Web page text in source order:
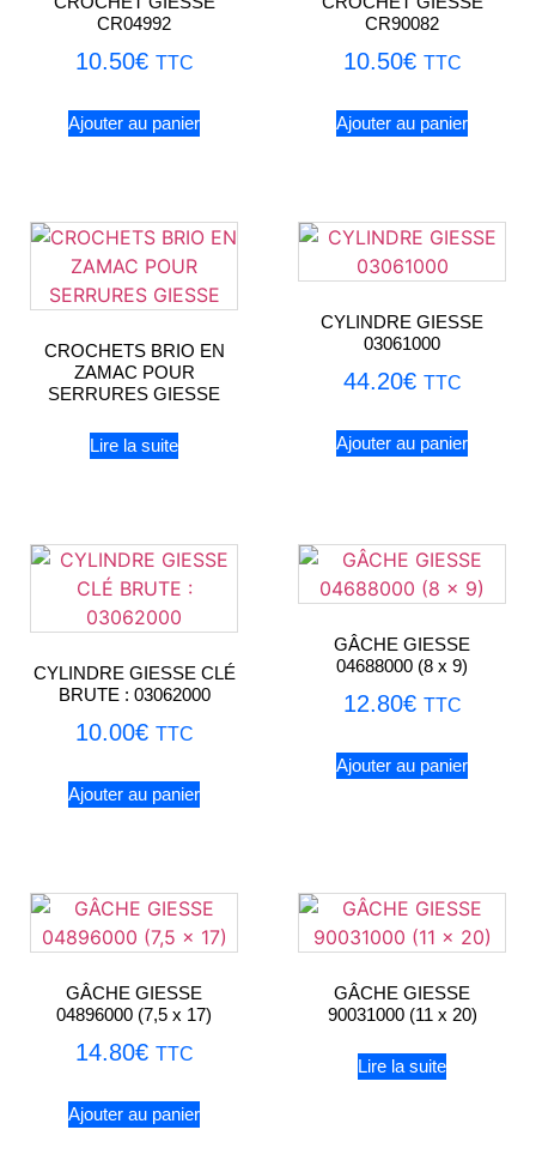
CR04992
10.50€ TTC
Ajouter au panier
CR90082
10.50€ TTC
Ajouter au panier
CROCHETS BRIO EN
ZAMAC POUR
SERRURES GIESSE
Lire la suite
CYLINDRE GIESSE
03061000
44.20€ TTC
Ajouter au panier
CYLINDRE GIESSE CLÉ
BRUTE : 03062000
10.00€ TTC
Ajouter au panier
GÂCHE GIESSE
04688000 (8 x 9)
12.80€ TTC
Ajouter au panier
GÂCHE GIESSE
04896000 (7,5 x 17)
14.80€ TTC
Ajouter au panier
GÂCHE GIESSE
90031000 (11 x 20)
Lire la suite